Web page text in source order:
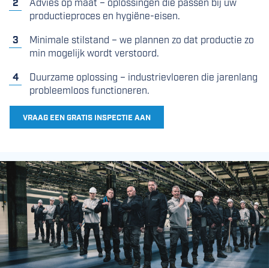
productieproces en hygiëne-eisen.
Minimale stilstand – we plannen zo dat productie zo
min mogelijk wordt verstoord.
Duurzame oplossing – industrievloeren die jarenlang
probleemloos functioneren.
VRAAG EEN GRATIS INSPECTIE AAN